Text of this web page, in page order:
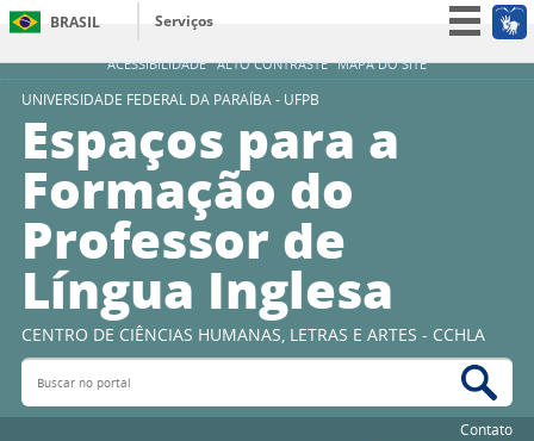
ACESSIBILIDADE ALTO CONTRASTE MAPA DO SITE
BRASIL
Serviços
Simplifique!
Acesso à informação
UNIVERSIDADE FEDERAL DA PARAÍBA - UFPB
Espaços para a
Formação do
Professor de
Língua Inglesa
CENTRO DE CIÊNCIAS HUMANAS, LETRAS E ARTES - CCHLA
Buscar no portal
Contato